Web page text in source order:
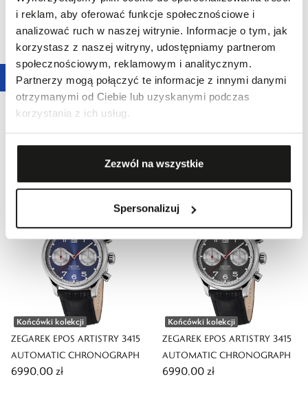
i reklam, aby oferować funkcje społecznościowe i
analizować ruch w naszej witrynie. Informacje o tym, jak
korzystasz z naszej witryny, udostępniamy partnerom
społecznościowym, reklamowym i analitycznym.
Partnerzy mogą połączyć te informacje z innymi danymi
otrzymanymi od Ciebie lub uzyskanymi podczas
korzystania z ich usług.
Zezwól na wszystkie
Spersonalizuj
Promocja 30,0 %
ZEGAREK EPOS TIMELESS 3408
MECHANICAL
6800,00 zł -30,0%
Promocja 30,0%
ZEGAREK EPOS TIMELESS 3408
Cena regularna
Końcówki kolekcji
ZEGAREK EPOS ARTISTRY 3415
AUTOMATIC CHRONOGRAPH
6990,00 zł
Końcówki kolekcji
ZEGAREK EPOS ARTISTRY 3415
AUTOMATIC CHRONOGRAPH
6990,00 zł